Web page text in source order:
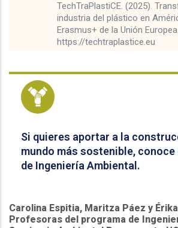
TechTraPlastiCE. (2025).
industria del plástico en
Erasmus+ de la Unión
https://techtraplastice.eu
Si quieres aportar a la
mundo más sostenible, conoce
de Ingeniería Ambiental.
Carolina Espitia, Maritza Páez y
Profesoras del programa de